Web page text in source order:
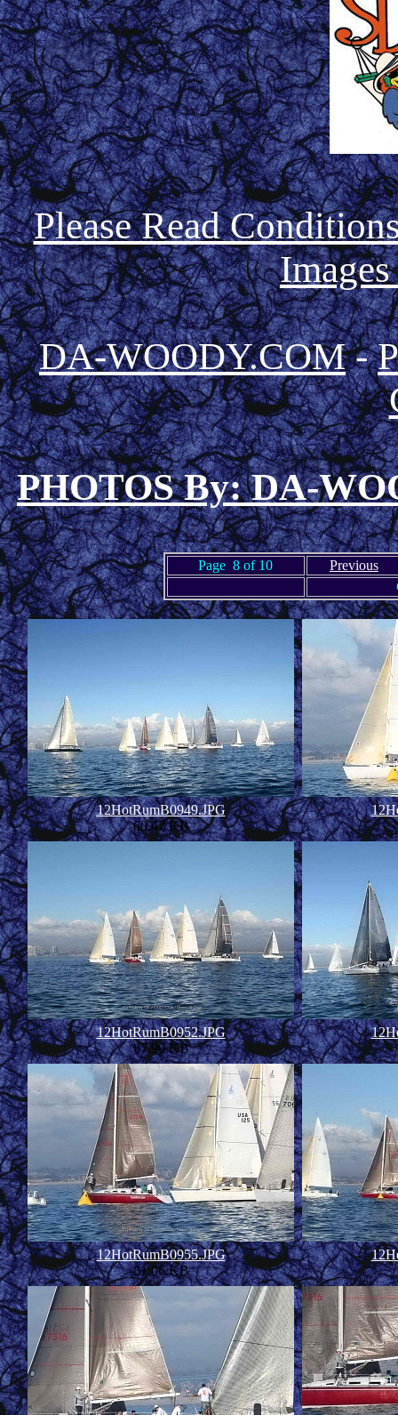
Please Read
DA-WOODY.COM-
PHOTOS By: DA-
Page 8 of 10
Previous
12HotRumB0949.JPG
60.47 KB
12HotRumB0952.JPG
67.90 KB
12HotRumB0955.JPG
81.06 KB